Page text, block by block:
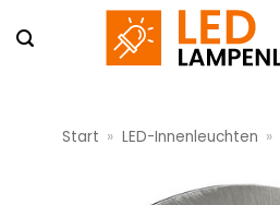
Inhalt
Start » LED-Innenleuchten »